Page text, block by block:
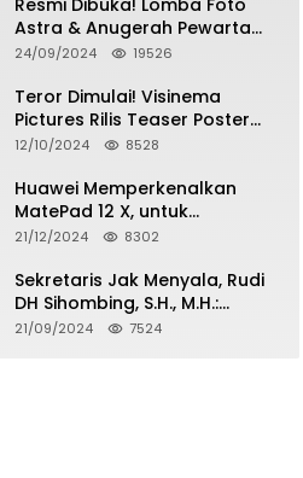
Resmi Dibuka! Lomba Foto
Astra & Anugerah Pewarta
Astra 2024: Bersama,
24/09/2024 19526
Teror Dimulai! Visinema
Pictures Rilis Teaser Poster
Wanita Ahli Neraka, Siap
November 2024
12/10/2024 8528
Huawei Memperkenalkan
MatePad 12 X, untuk
Pengalaman Lebih dari
Bright dan Desain Stylish
Tablet Ringan yang Hadirkan
Standar Baru untuk
21/12/2024 8302
Sekretaris Jak Menyala, Rudi
DH Sihombing, S.H., M.H.:
Cagub & Cawagub DKI
21/09/2024 7524